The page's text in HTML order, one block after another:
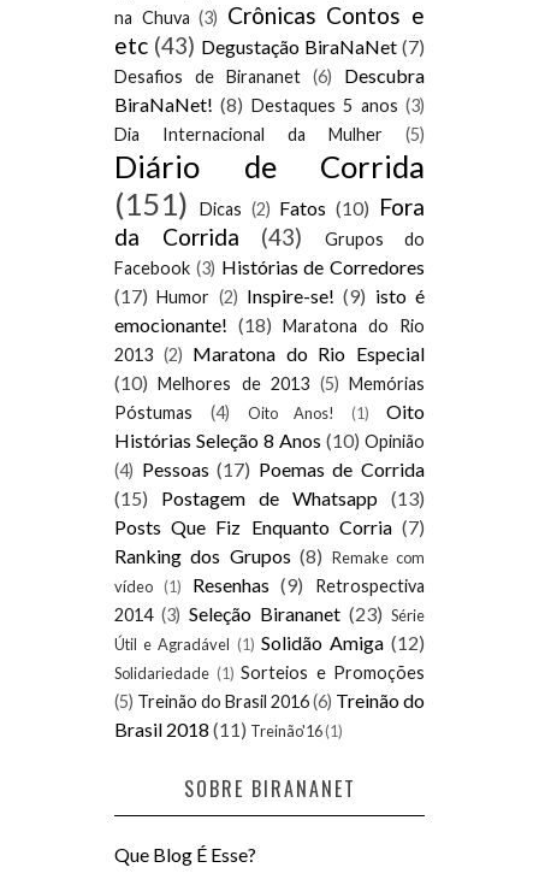
na Chuva (3) Crônicas Contos e
etc (43) Degustação BiraNaNet (7)
Desafios de Birananet (6)
Descubra
BiraNaNet! (8) Destaques 5 anos (3)
Dia Internacional da Mulher
(5)
Diário de Corrida
(151)
Dicas (2) Fatos (10) Fora
da Corrida
(43)
Grupos do
Facebook (3) Histórias de Corredores
(17) Humor (2) Inspire-se! (9) isto é
emocionante! (18) Maratona do Rio
2013 (2) Maratona do Rio Especial
(10) Melhores de 2013 (5) Memórias
Póstumas
(4) Oito Anos! (1)
Oito
Histórias Seleção 8 Anos (10) Opinião
(4) Pessoas (17) Poemas de Corrida
(15)
Postagem de Whatsapp (13)
Posts Que Fiz Enquanto Corria (7)
Ranking dos Grupos (8) Remake com
vídeo
(1) Resenhas (9)
Retrospectiva
2014 (3) Seleção Birananet (23) Série
Útil e Agradável (1) Solidão Amiga (12)
Solidariedade (1) Sorteios e Promoções
(5) Treinão do Brasil 2016(6) Treinão do
Brasil 2018 (11) Treinão'16(1)
SOBRE BIRANANET
Que Blog É Esse?